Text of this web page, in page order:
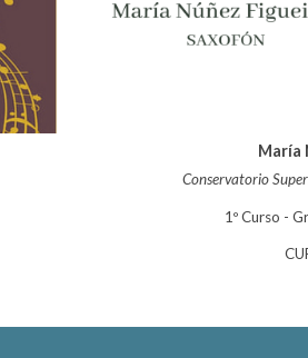
María
Conservatorio
1º Curso -